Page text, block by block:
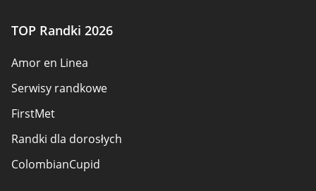
TOP Randki 2026
Amor en Linea
Serwisy randkowe
FirstMet
Randki dla dorosłych
ColombianCupid